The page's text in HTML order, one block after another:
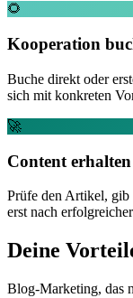
🌻
Kooperation
Buche direkt oder
sich mit konkreten
🚀
Content erhalten
Prüfe den Artikel,
erst nach
Deine
Blog-Marketing, das